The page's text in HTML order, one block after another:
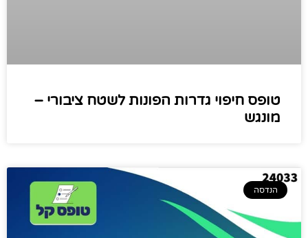
טופס חיפוי גדרות הפונות לשטח ציבורי –
מונגש
הנדסה